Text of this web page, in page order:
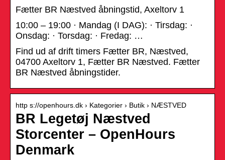
Fætter BR Næstved åbningstid, Axeltorv 1
10:00 – 19:00 · Mandag (I DAG): · Tirsdag: ·
Onsdag: · Torsdag: · Fredag: …
Find ud af drift timers Fætter BR, Næstved,
04700 Axeltorv 1, Fætter BR Næstved. Fætter
BR Næstved åbningstider.
http s://openhours.dk › Kategorier › Butik › NÆSTVED
BR Legetøj Næstved
Storcenter – OpenHours
Denmark